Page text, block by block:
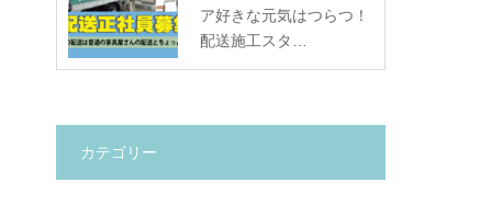
ア好きな元気はつらつ！
配送施工スタ…
カテゴリー